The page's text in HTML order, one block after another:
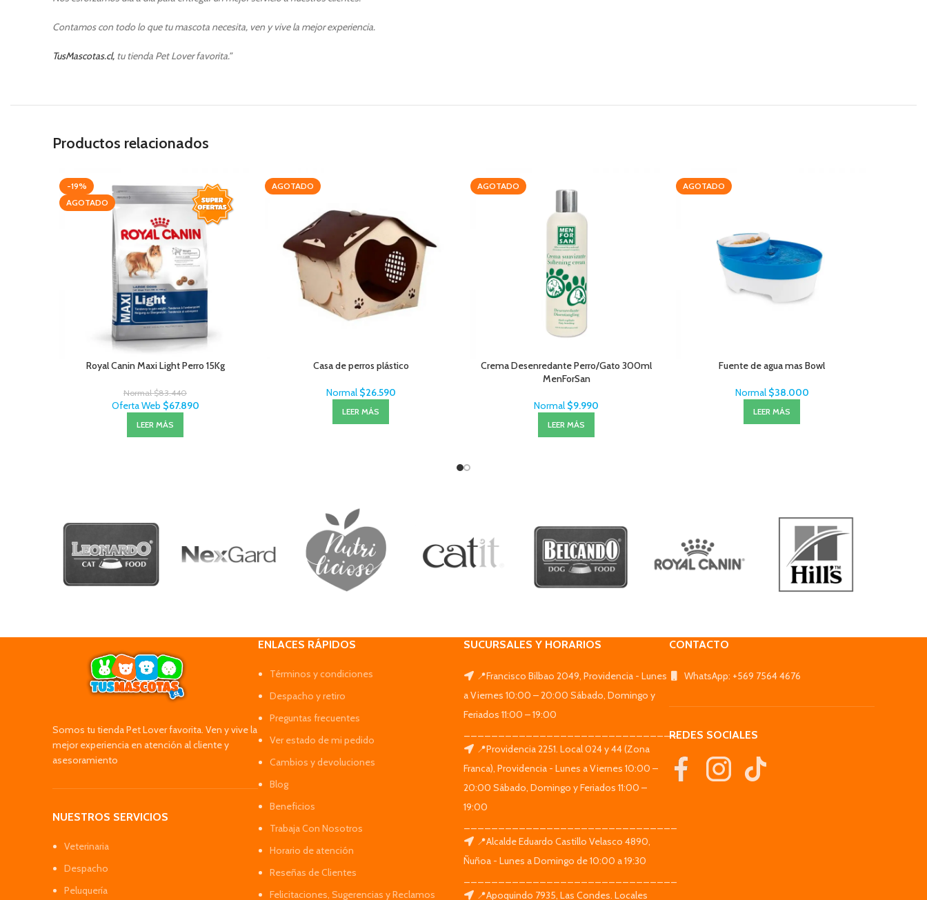
Contamos con todo lo que tu mascota necesita, ven y vive la mejor experiencia.
TusMascotas.cl, tu tienda Pet Lover favorita.”
Productos relacionados
-19%
AGOTADO
Royal Canin Maxi Light Perro 15Kg
Normal$83.440
Oferta Web $67.890
LEER MÁS
AGOTADO
Casa de perros plástico
Normal $26.590
LEER MÁS
AGOTADO
Crema Desenredante Perro/Gato 300ml
MenForSan
Normal $9.990
LEER MÁS
AGOTADO
Fuente de agua mas Bowl
Normal $38.000
LEER MÁS
Somos tu tienda Pet Lover favorita. Ven y vive la
mejor experiencia en atención al cliente y
asesoramiento
NUESTROS SERVICIOS
Veterinaria
Despacho
Peluquería
ENLACES RÁPIDOS
Términos y condiciones
Despacho y retiro
Preguntas frecuentes
Ver estado de mi pedido
Cambios y devoluciones
Blog
Beneficios
Trabaja Con Nosotros
Horario de atención
Reseñas de Clientes
Felicitaciones, Sugerencias y Reclamos
SUCURSALES Y HORARIOS
📍Francisco Bilbao 2049, Providencia - Lunes
a Viernes 10:00 – 20:00 Sábado, Domingo y
Feriados 11:00 – 19:00
_______________________________
📍Providencia 2251. Local 024 y 44 (Zona
Franca), Providencia - Lunes a Viernes 10:00 –
20:00 Sábado, Domingo y Feriados 11:00 –
19:00
📍Alcalde Eduardo Castillo Velasco 4890,
Ñuñoa - Lunes a Domingo de 10:00 a 19:30
📍Apoquindo 7935, Las Condes. Locales
CONTACTO
WhatsApp: +569 7564 4676
REDES SOCIALES